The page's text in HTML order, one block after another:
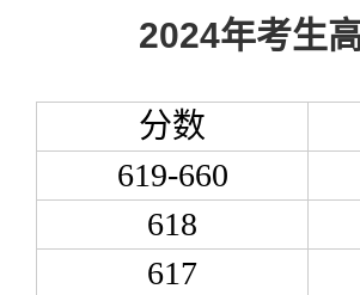
2024年考生
分数
619-660
618
617